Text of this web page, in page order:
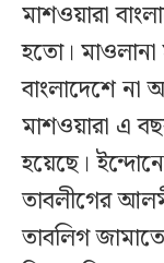
মাশওয়ারা
হতো। মাওলানা
বাংলাদেশে
মাশওয়ারা এ
হয়েছে।
তাবলীগের
তাবলিগ